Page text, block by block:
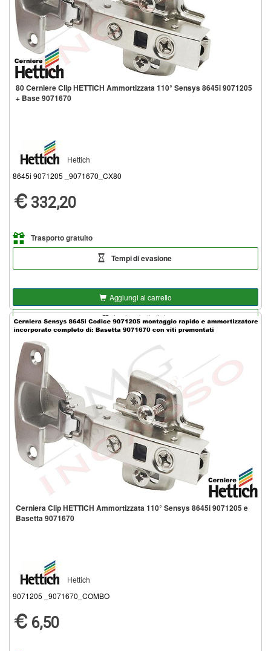
80 Cerniere Clip HETTICH Ammortizzata 110° Sensys 8645i 9071205
+ Base 9071670
Hettich
8645i 9071205 _9071670_CX80
332,20
Trasporto gratuito
Tempi di evasione
Aggiungi al carrello
Aggiungi alla lista
Cerniera Clip HETTICH Ammortizzata 110° Sensys 8645i 9071205 e
Basetta 9071670
Hettich
9071205 _9071670_COMBO
6,50